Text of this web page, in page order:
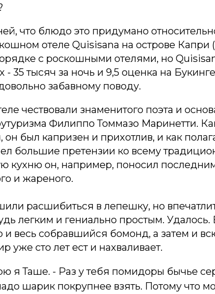
что блюдо это придумано
отеле Quisisana на острове Капри
с роскошными отелями, но
35 тысяч за ночь и 9,5 оценка на
забавному поводу.
чествовали знаменитого поэта и
Филиппо Томмазо Маринетти.
он был капризен и прихотлив, и как
большие претензии ко всему
кухню он, например, поносил
и жареного.
расшибиться в лепешку, но
легким и гениально простым. Удалось.
и весь собравшийся бомонд, а затем и
уже сто лет ест и нахваливает.
я Таше. - Раз у тебя помидоры бычье
шарик покрупнее взять. Потому что